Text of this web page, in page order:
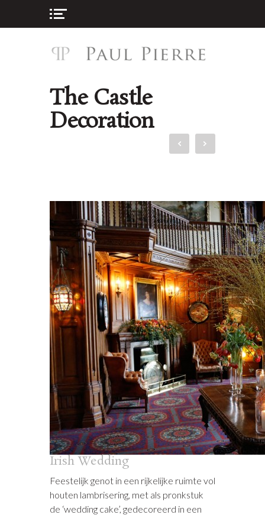
The Castle
Decoration
Irish Wedding
Feestelijk genot in een rijkelijke ruimte vol
houten lambrisering, met als pronkstuk
de ‘wedding cake’, gedecoreerd in een